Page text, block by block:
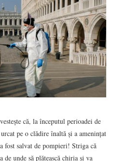
că, la începutul perioadei de
pe o clădire înaltă și a amenințat
fost salvat de pompieri! Striga că
de unde să plătească chiria și va